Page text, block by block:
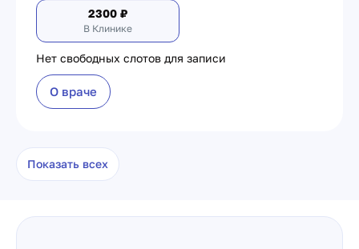
2300 ₽
В Клинике
Нет свободных слотов для записи
О враче
Показать всех